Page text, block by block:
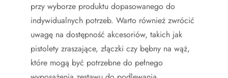
przy wyborze produktu dopasowanego do
indywidualnych potrzeb. Warto również zwrócić
uwagę na dostępność akcesoriów, takich jak
pistolety zraszające, złączki czy bębny na wąż,
które mogą być potrzebne do pełnego